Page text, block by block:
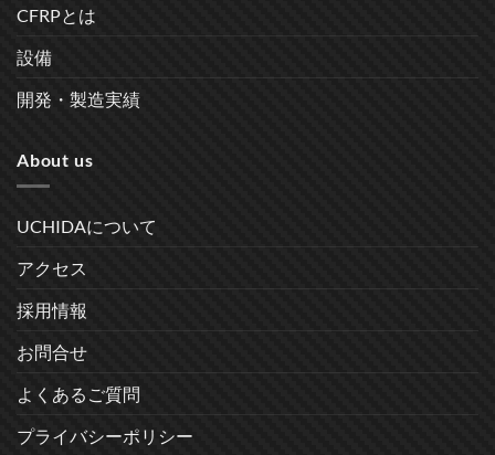
CFRPとは
設備
開発・製造実績
About us
UCHIDAについて
アクセス
採用情報
お問合せ
よくあるご質問
プライバシーポリシー